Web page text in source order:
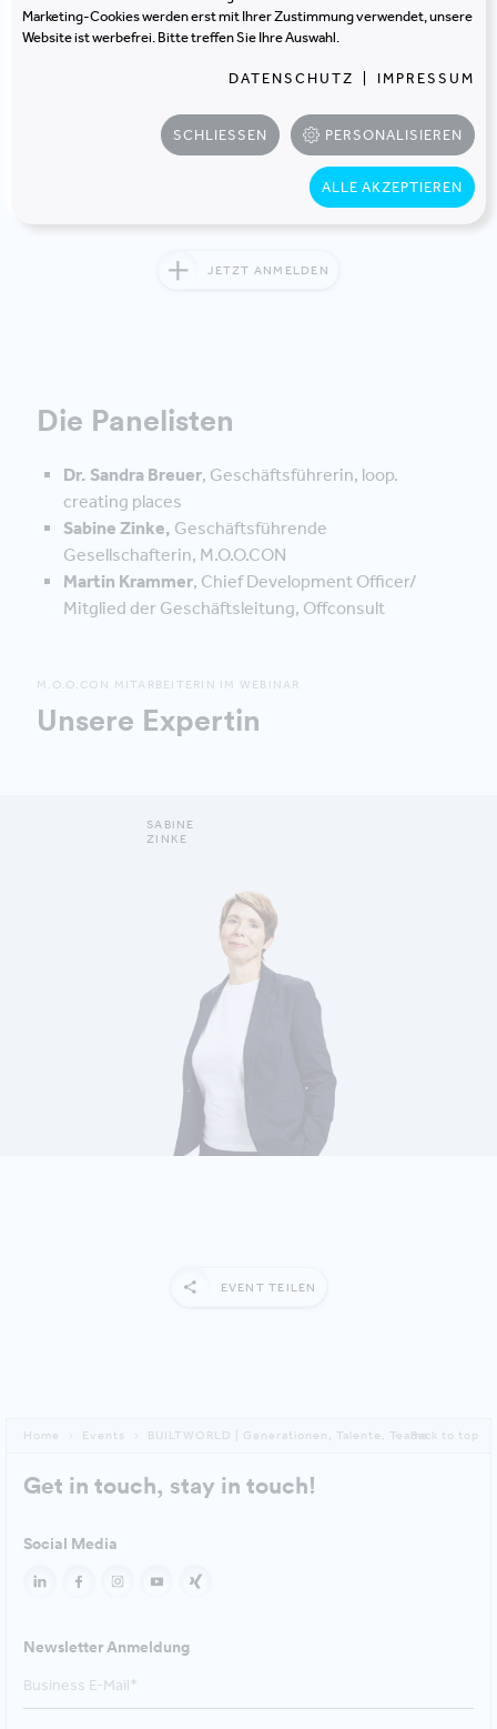
Wie Employer Branding und die soziale Qualität des
Büros zusammenhängen
Arbeitsort, sondern als sozialen Anker für Bindung,
Talentgewinnung und Zusammenarbeit verstehen
JETZT ANMELDEN
Die Panelisten
Dr. Sandra Breuer, Geschäftsführerin, loop.
creating places
Sabine Zinke, Geschäftsführende
Gesellschafterin, M.O.O.CON
Martin Krammer, Chief Development Officer/
Mitglied der Geschäftsleitung, Offconsult
M.O.O.CON MITARBEITERIN IM WEBINAR
Unsere Expertin
DETAILS ANZEIGEN
SABINE
ZINKE
EVENT TEILEN
Home Events BUILTWORLD | Generationen, Talente, TeamsBack to top
Get in touch, stay in touch!
Social Media
Newsletter Anmeldung
Marketing-Cookies werden erst mit Ihrer Zustimmung verwendet, unsere
Website ist werbefrei. Bitte treffen Sie Ihre Auswahl.
DATENSCHUTZ IMPRESSUM
SCHLIESSEN PERSONALISIEREN
ALLE AKZEPTIEREN